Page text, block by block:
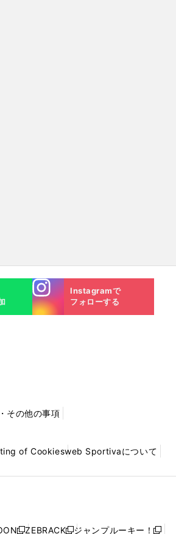
Instagra
m
Instagramで
フォローする
その他の事項
of Cookiesweb Sportivaについて
ZEBRACK ジャンプルーキー！